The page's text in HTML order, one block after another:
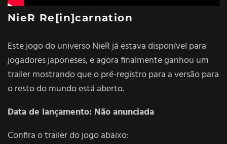
NieR Re[in]carnation
Este jogo do universo NieR já estava disponível para
jogadores japoneses, e agora finalmente ganhou um
trailer mostrando que o pré-registro para a versão para
o resto do mundo está aberto.
Data de lançamento: Não anunciada
Confira o trailer do jogo abaixo: